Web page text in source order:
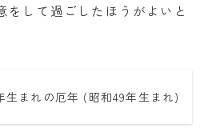
をして過ごしたほうがよいと
生まれの厄年 (昭和49年生まれ)